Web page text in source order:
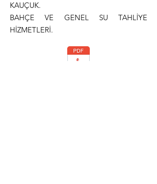
KAUÇUK.
BAHÇE VE GENEL SU TAHLİYE
HİZMETLERİ.